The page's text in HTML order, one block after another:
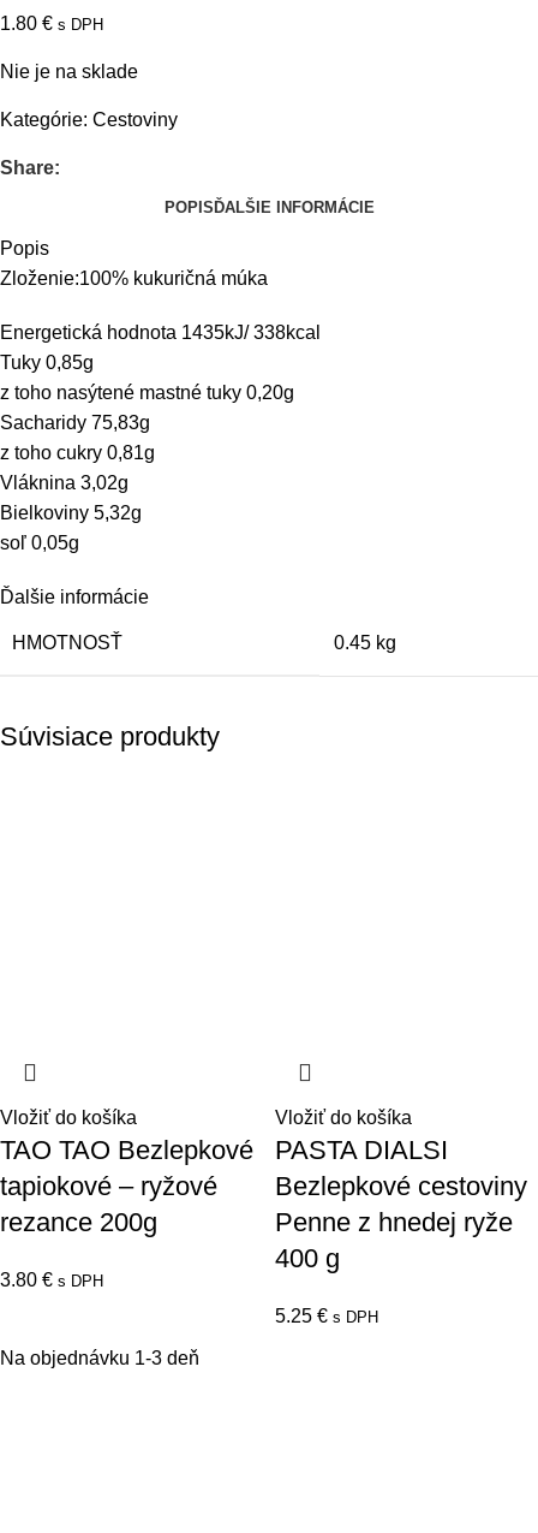
1.80 € s DPH
Nie je na sklade
Kategórie: Cestoviny
Share:
POPIS ĎALŠIE INFORMÁCIE
Popis
Zloženie:100% kukuričná múka
Energetická hodnota 1435kJ/ 338kcal
Tuky 0,85g
z toho nasýtené mastné tuky 0,20g
Sacharidy 75,83g
z toho cukry 0,81g
Vláknina 3,02g
Bielkoviny 5,32g
soľ 0,05g
Ďalšie informácie
HMOTNOSŤ 0.45 kg
Súvisiace produkty
Vložiť do košíka
TAO TAO Bezlepkové
tapiokové – ryžové
rezance 200g
3.80 € s DPH
Vložiť do košíka
PASTA DIALSI
Bezlepkové cestoviny
Penne z hnedej ryže
400 g
5.25 € s DPH
Na objednávku 1-3 deň